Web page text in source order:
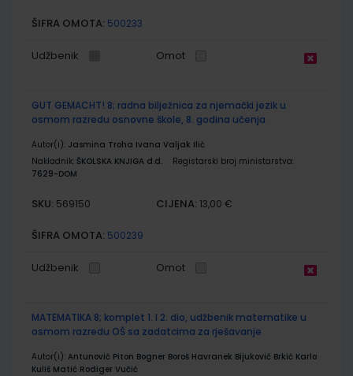
ŠIFRA OMOTA: 500233
Udžbenik Omot
GUT GEMACHT! 8; radna bilježnica za njemački jezik u
osmom razredu osnovne škole, 8. godina učenja
Autor(i): Jasmina Troha Ivana Valjak Ilić
Nakladnik: ŠKOLSKA KNJIGA d.d.
Registarski broj ministarstva:
7629-DOM
SKU: 569150 CIJENA: 13,00 €
ŠIFRA OMOTA: 500239
Udžbenik Omot
MATEMATIKA 8; komplet 1. I 2. dio, udžbenik matematike u
osmom razredu OŠ sa zadatcima za rješavanje
Autor(i): Antunović Piton Bogner Boroš Havranek Bijuković Brkić Karlo
Kuliš Matić Rodiger Vučić